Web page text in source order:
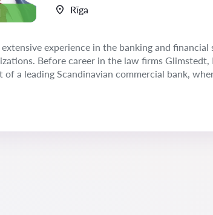
Rīga
extensive experience in the banking and
Before career in the law firms Glimstedt,
of a leading Scandinavian commercial bank,